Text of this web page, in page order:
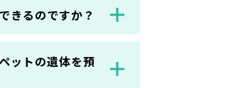
きるのですか？
ットの遺体を預